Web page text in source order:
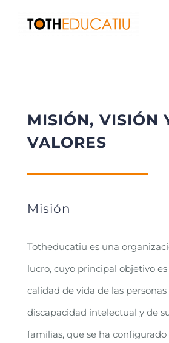
MISIÓN, VISIÓN
VALORES
Misión
Totheducatiu es una
lucro, cuyo principal objetivo
calidad de vida de las personas
discapacidad intelectual y de
familias, que se ha